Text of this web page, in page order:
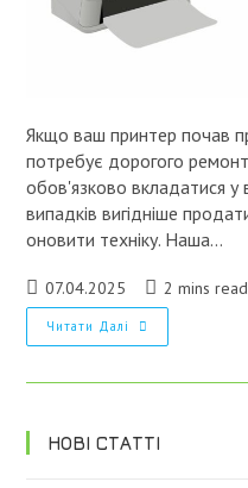
Якщо ваш принтер почав
потребує дорогого
обов'язково вкладатися у
випадків вигідніше
оновити техніку. Наша…
Запис
опубліковано:
07.04.2025
Час
читання:
2 mins read
Читати Далі Купимо
Принтери
У
НОВІ СТАТТІ